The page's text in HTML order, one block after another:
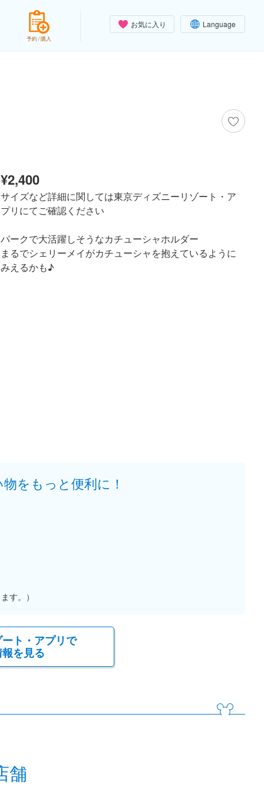
お気に入り Language
予約 / 購入
¥2,400
サイズなど詳細に関しては東京ディズニーリゾート・ア
プリにてご確認ください
パークで大活躍しそうなカチューシャホルダー
まるでシェリーメイがカチューシャを抱えているように
みえるかも♪
をもっと便利に！
す。）
ト・アプリで
を見る
舗